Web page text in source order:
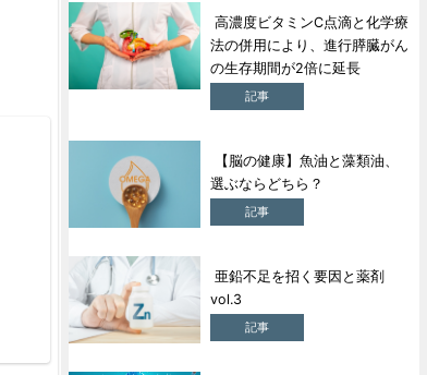
高濃度ビタミンC点滴と化学療
法の併用により、進行膵臓がん
の生存期間が2倍に延長
記事
【脳の健康】魚油と藻類油、
選ぶならどちら？
記事
亜鉛不足を招く要因と薬剤
vol.3
記事